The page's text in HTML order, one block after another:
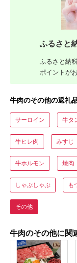
ふるさと
ふるさと納
ポイントが
牛肉のその他の返礼
サーロイン 牛タ
牛ヒレ肉 みすじ
牛ホルモン 焼肉
しゃぶしゃぶ も
その他
牛肉のその他に関